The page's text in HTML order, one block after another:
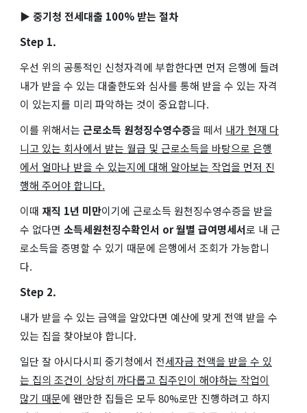
▶ 중기청 전세대출 100% 받는 절차
Step 1.
우선 위의 공통적인 신청자격에 부합한다면 먼저 은행에 들려
내가 받을 수 있는 대출한도와 심사를 통해 받을 수 있는 자격
이 있는지를 미리 파악하는 것이 중요합니다.
이를 위해서는 근로소득 원청징수영수증을 떼서 내가 현재 다
니고 있는 회사에서 받는 월급 및 근로소득을 바탕으로 은행
에서 얼마나 받을 수 있는지에 대해 알아보는 작업을 먼저 진
행해 주어야 합니다.
이때 재직 1년 미만이기에 근로소득 원천징수영수증을 받을
수 없다면 소득세원천징수확인서 or 월별 급여명세서로 내 근
로소득을 증명할 수 있기 때문에 은행에서 조회가 가능합니
다.
Step 2.
내가 받을 수 있는 금액을 알았다면 예산에 맞게 전액 받을 수
있는 집을 찾아보야 합니다.
일단 잘 아시다시피 중기청에서 전세자금 전액을 받을 수 있
는 집의 조건이 상당히 까다롭고 집주인이 해야하는 작업이
많기 때문에 왠만한 집들은 모두 80%로만 진행하려고 하지